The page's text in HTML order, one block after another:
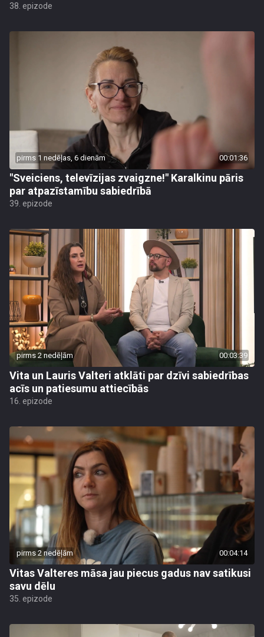
38. epizode
pirms 1 nedēļas, 6 dienām 00:01:36
"Sveiciens, televīzijas zvaigzne!" Karalkinu pāris
par atpazīstamību sabiedrībā
39. epizode
pirms 2 nedēļām 00:03:39
Vita un Lauris Valteri atklāti par dzīvi sabiedrības
acīs un patiesumu attiecībās
16. epizode
pirms 2 nedēļām 00:04:14
Vitas Valteres māsa jau piecus gadus nav satikusi
savu dēlu
35. epizode